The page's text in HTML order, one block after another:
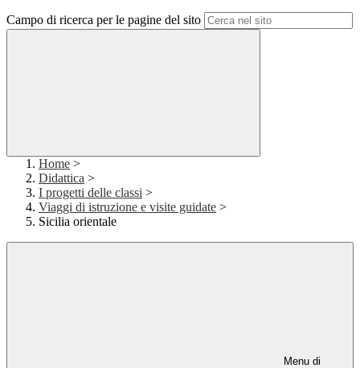
Campo di ricerca per le pagine del sito
Home >
Didattica >
I progetti delle classi >
Viaggi di istruzione e visite guidate >
Sicilia orientale
Menu di